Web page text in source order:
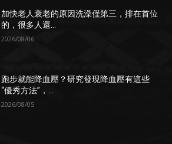
加快老人衰老的原因洗澡僅第三，排在首位
的，很多人還...
2026/08/06
跑步就能降血壓？研究發現降血壓有這些
“優秀方法”，...
2026/08/05